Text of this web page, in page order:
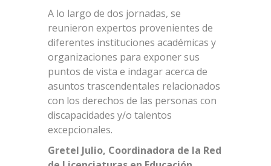
A lo largo de dos jornadas, se
reunieron expertos provenientes de
diferentes instituciones académicas y
organizaciones para exponer sus
puntos de vista e indagar acerca de
asuntos trascendentales relacionados
con los derechos de las personas con
discapacidades y/o talentos
excepcionales.
Gretel Julio, Coordinadora de la Red